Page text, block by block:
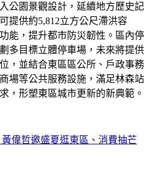
公園景觀設計，延續地方歷史記
提供約5,812立方公尺滯洪容
能，提升都市防災韌性。區內停
多目標立體停車場，未來將提供
，並結合東區區公所、戶政事務
場等公共服務設施，滿足林森站
，形塑東區城市更新的新典範。
偉哲邀盛夏逛東區、消費抽芒